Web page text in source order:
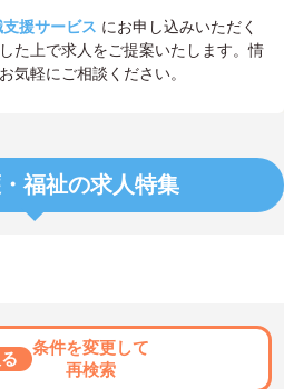
援サービス にお申し込みいただく
た上で求人をご提案いたします。情
気軽にご相談ください。
福祉の求人特集
条件を変更して
再検索